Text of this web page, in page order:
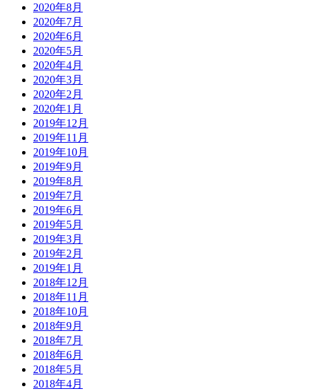
2020年8月
2020年7月
2020年6月
2020年5月
2020年4月
2020年3月
2020年2月
2020年1月
2019年12月
2019年11月
2019年10月
2019年9月
2019年8月
2019年7月
2019年6月
2019年5月
2019年3月
2019年2月
2019年1月
2018年12月
2018年11月
2018年10月
2018年9月
2018年7月
2018年6月
2018年5月
2018年4月